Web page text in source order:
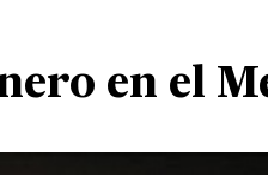
en el